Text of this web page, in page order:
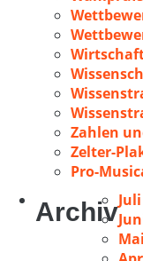
Zahlen
Zelter-
Pro-
Archiv